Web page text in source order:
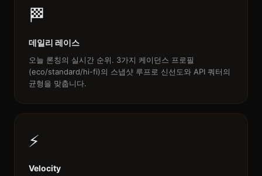
🏁
데일리 레이스
오늘 론칭의 실시간 순위. 3가지 케이던스 프로필
(eco/standard/hi-fi)의 스냅샷 루프로 신선도와 API 쿼터의
균형을 맞춥니다.
⚡
Velocity